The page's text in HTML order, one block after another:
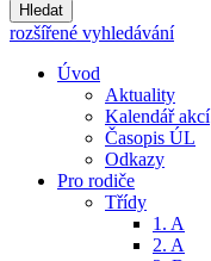
Hledat
rozšířené vyhledávání
Úvod
Aktuality
Kalendář akcí
Časopis ÚL
Odkazy
Pro rodiče
Třídy
1. A
2. A